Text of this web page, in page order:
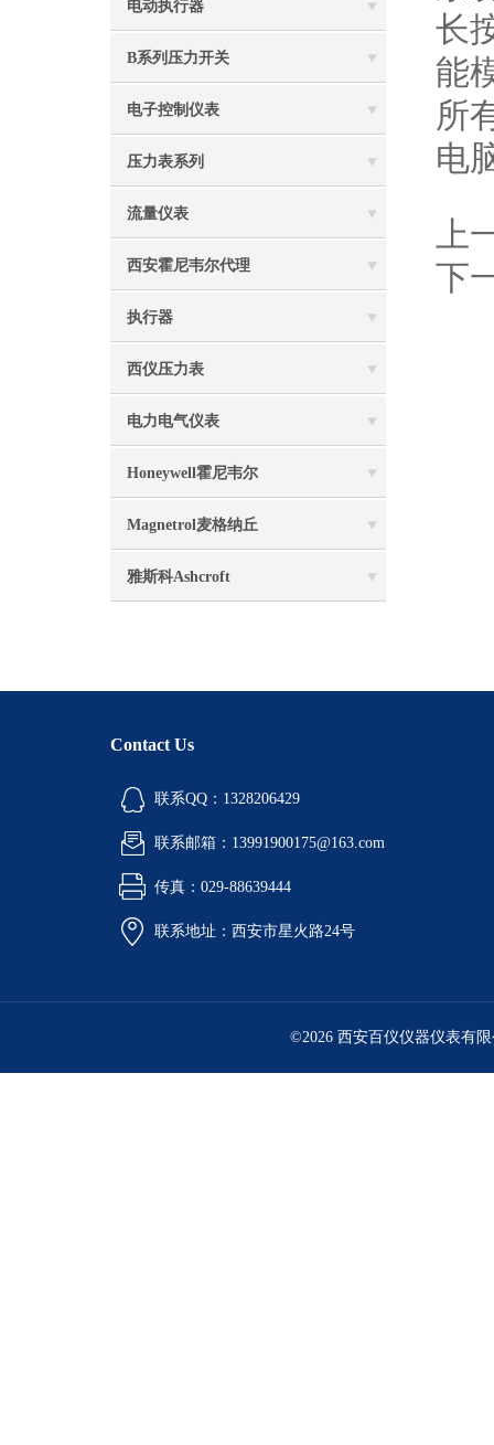
电动执行器
B系列压力开关
电子控制仪表
压力表系列
流量仪表
西安霍尼韦尔代理
执行器
西仪压力表
电力电气仪表
Honeywell霍尼韦尔
Magnetrol麦格纳丘
雅斯科Ashcroft
长
能
所
电
上
下
Contact Us
联系QQ：1328206429
联系邮箱：13991900175@163.com
传真：029-88639444
联系地址：西安市星火路24号
©2026 西安百仪仪器仪表有